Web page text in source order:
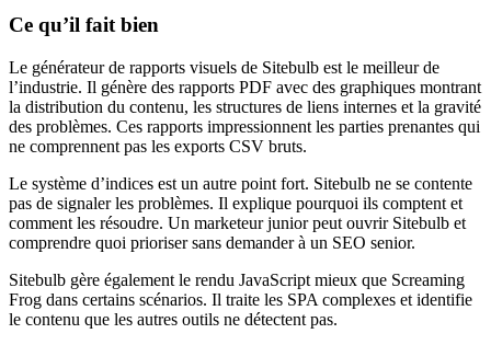
Ce qu’il fait bien
Le générateur de rapports visuels de Sitebulb est le meilleur de
l’industrie. Il génère des rapports PDF avec des graphiques montrant
la distribution du contenu, les structures de liens internes et la gravité
des problèmes. Ces rapports impressionnent les parties prenantes qui
ne comprennent pas les exports CSV bruts.
Le système d’indices est un autre point fort. Sitebulb ne se contente
pas de signaler les problèmes. Il explique pourquoi ils comptent et
comment les résoudre. Un marketeur junior peut ouvrir Sitebulb et
comprendre quoi prioriser sans demander à un SEO senior.
Sitebulb gère également le rendu JavaScript mieux que Screaming
Frog dans certains scénarios. Il traite les SPA complexes et identifie
le contenu que les autres outils ne détectent pas.